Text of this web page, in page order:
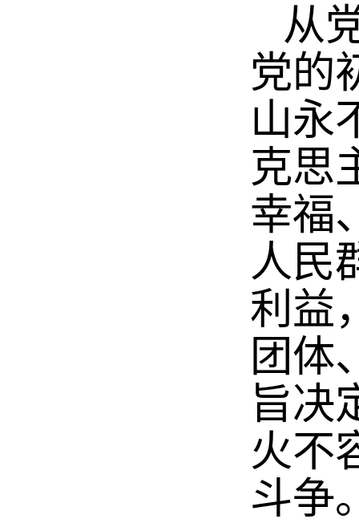
从
党的
山永
克思
幸福
人民
利益
团体
旨决
火不
斗争